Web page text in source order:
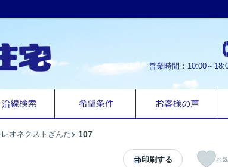
営業時間：10:00～
レオネクストぎんた 107
印刷する お